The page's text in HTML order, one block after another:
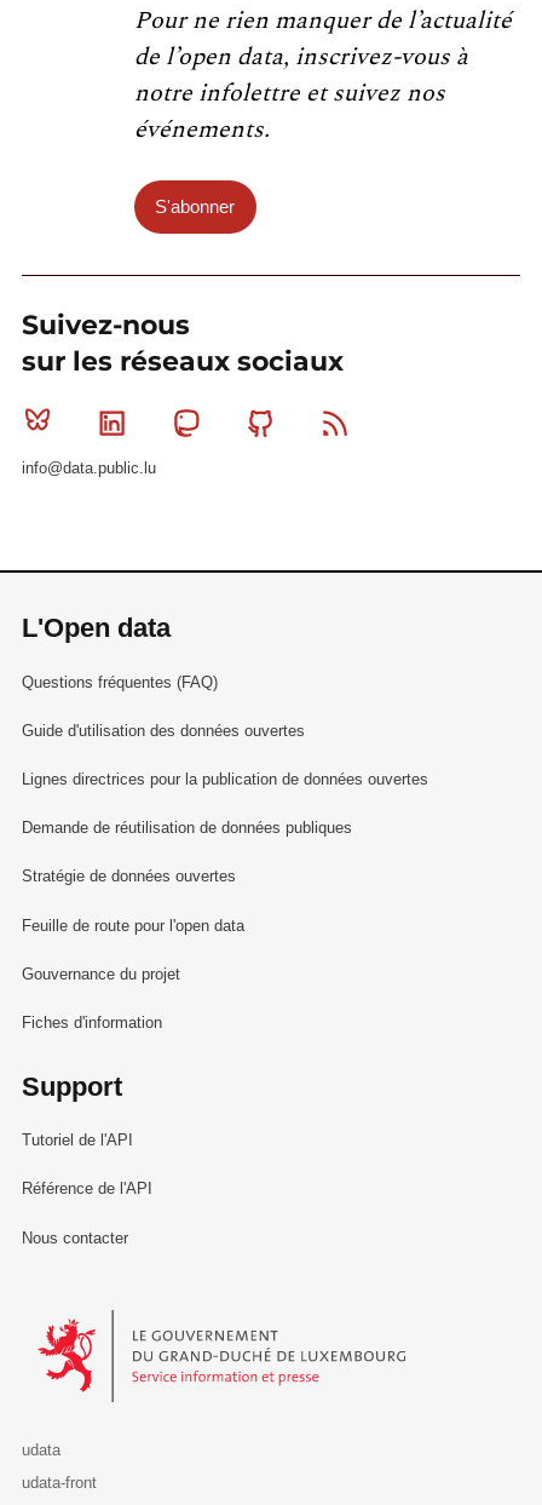
Pour ne rien manquer de l’actualité
de l’open data, inscrivez-vous à
notre infolettre et suivez nos
événements.
S'abonner
Suivez-nous
sur les réseaux sociaux
Bluesky Linkedin MastodonGithub
info@data.public.lu
L'Open data
Questions fréquentes (FAQ)
Guide d'utilisation des données ouvertes
Lignes directrices pour la publication de données ouvertes
Demande de réutilisation de données publiques
Stratégie de données ouvertes
Feuille de route pour l'open data
Gouvernance du projet
Fiches d'information
Support
Tutoriel de l'API
Référence de l'API
Nous contacter
Le Gouvernement du Grand-Duché de Luxembourg - Service
udata
udata-front